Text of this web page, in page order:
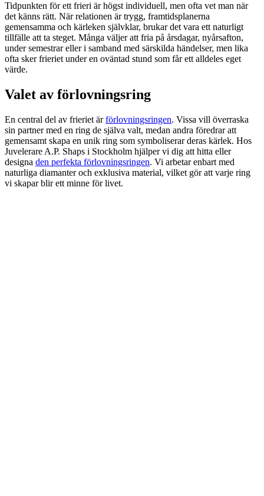
Tidpunkten för ett frieri är högst individuell, men ofta vet man när
det känns rätt. När relationen är trygg, framtidsplanerna
gemensamma och kärleken självklar, brukar det vara ett naturligt
tillfälle att ta steget. Många väljer att fria på årsdagar, nyårsafton,
under semestrar eller i samband med särskilda händelser, men lika
ofta sker frieriet under en oväntad stund som får ett alldeles eget
värde.
Valet av förlovningsring
En central del av frieriet ärförlovningsringen. Vissa vill överraska
sin partner med en ring de själva valt, medan andra föredrar att
gemensamt skapa en unik ring som symboliserar deras kärlek. Hos
Juvelerare A.P. Shaps i Stockholm hjälper vi dig att hitta eller
designa den perfekta förlovningsringen. Vi arbetar enbart med
naturliga diamanter och exklusiva material, vilket gör att varje ring
vi skapar blir ett minne för livet.